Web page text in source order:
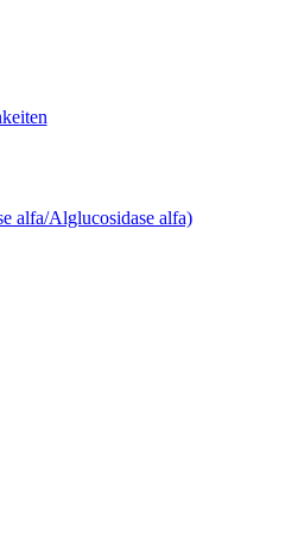
alfa/Alglucosidase alfa)